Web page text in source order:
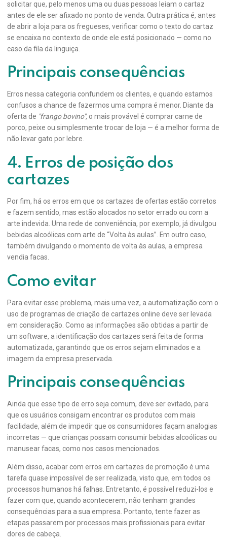
solicitar que, pelo menos uma ou duas pessoas leiam o cartaz
antes de ele ser afixado no ponto de venda. Outra prática é, antes
de abrir a loja para os fregueses, verificar como o texto do cartaz
se encaixa no contexto de onde ele está posicionado — como no
caso da fila da linguiça.
Principais consequências
Erros nessa categoria confundem os clientes, e quando estamos
confusos a chance de fazermos uma compra é menor. Diante da
oferta de "frango bovino", o mais provável é comprar carne de
porco, peixe ou simplesmente trocar de loja — é a melhor forma de
não levar gato por lebre.
4. Erros de posição dos
cartazes
Por fim, há os erros em que os cartazes de ofertas estão corretos
e fazem sentido, mas estão alocados no setor errado ou com a
arte indevida. Uma rede de conveniência, por exemplo, já divulgou
bebidas alcoólicas com arte de “Volta às aulas”. Em outro caso,
também divulgando o momento de volta às aulas, a empresa
vendia facas.
Como evitar
Para evitar esse problema, mais uma vez, a automatização com o
uso de programas de criação de cartazes online deve ser levada
em consideração. Como as informações são obtidas a partir de
um software, a identificação dos cartazes será feita de forma
automatizada, garantindo que os erros sejam eliminados e a
imagem da empresa preservada.
Principais consequências
Ainda que esse tipo de erro seja comum, deve ser evitado, para
que os usuários consigam encontrar os produtos com mais
facilidade, além de impedir que os consumidores façam analogias
incorretas — que crianças possam consumir bebidas alcoólicas ou
manusear facas, como nos casos mencionados.
Além disso, acabar com erros em cartazes de promoção é uma
tarefa quase impossível de ser realizada, visto que, em todos os
processos humanos há falhas. Entretanto, é possível reduzi-los e
fazer com que, quando acontecerem, não tenham grandes
consequências para a sua empresa. Portanto, tente fazer as
etapas passarem por processos mais profissionais para evitar
dores de cabeça.